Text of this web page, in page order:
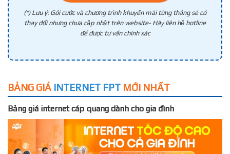
(*) Lưu ý: Gói cước và chương trình khuyến mãi từng tháng sẽ có
thay đổi nhưng chưa cập nhật trên website- Hãy liên hệ hotline
để được tư vấn chính xác
BẢNG GIÁ INTERNET FPT MỚI NHẤT
Bảng giá internet cáp quang dành cho gia đình